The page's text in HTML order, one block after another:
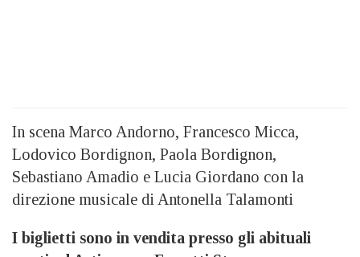
In scena Marco Andorno, Francesco Micca,
Lodovico Bordignon, Paola Bordignon,
Sebastiano Amadio e Lucia Giordano con la
direzione musicale di Antonella Talamonti
I biglietti sono in vendita presso gli abituali